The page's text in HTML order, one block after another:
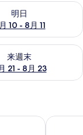
明日
10 - 8月 11
- 8月 11 の空室状
来週末
21 - 8月 23
- 8月 23 の空室
ザ ジョ